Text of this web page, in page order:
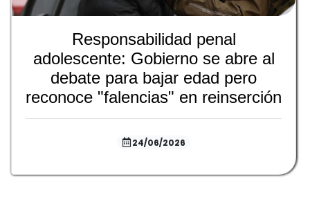
Responsabilidad penal
adolescente: Gobierno se abre al
debate para bajar edad pero
reconoce "falencias" en reinserción
24/06/2026